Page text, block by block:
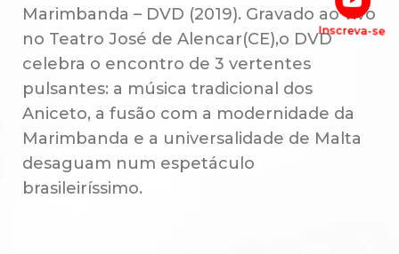
Inscreva-se
Marimbanda – DVD (2019). Gravado ao vivo
no Teatro José de Alencar(CE),o DVD
celebra o encontro de 3 vertentes
pulsantes: a música tradicional dos
Aniceto, a fusão com a modernidade da
Marimbanda e a universalidade de Malta
desaguam num espetáculo
brasileiríssimo.